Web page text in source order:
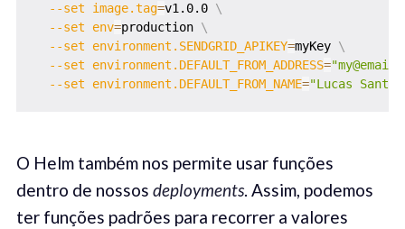
--set
image.tag=v1.0.0 \
--set
env=production \
--set
environment.SENDGRID_APIKEY=myKey \
--set
environment.DEFAULT_FROM_ADDRESS=
--set
environment.DEFAULT_FROM_NAME="Lucas
O Helm também nos permite usar funções
dentro de nossos deployments. Assim, podemos
ter funções padrões para recorrer a valores